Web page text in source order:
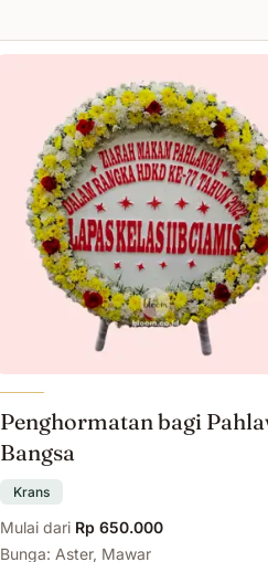
Penghormatan bagi
Bangsa
Krans
Mulai dari Rp 650.000
Bunga: Aster, Mawar